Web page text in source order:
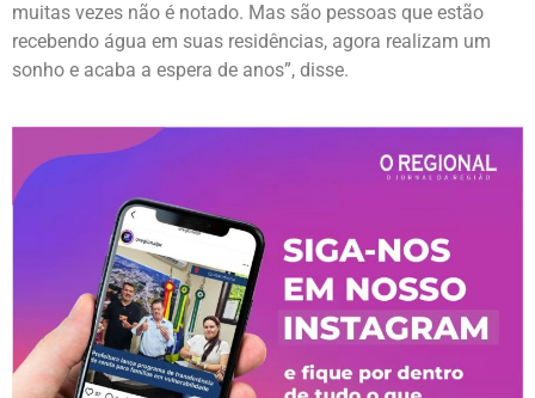
muitas vezes não é notado. Mas são pessoas que estão
recebendo água em suas residências, agora realizam um
sonho e acaba a espera de anos”, disse.